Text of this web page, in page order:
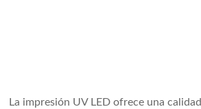
La impresión UV LED ofrece una